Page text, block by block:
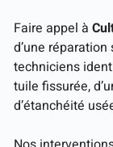
Faire appel à
d’une
techniciens
tuile fissurée,
d’étanchéité